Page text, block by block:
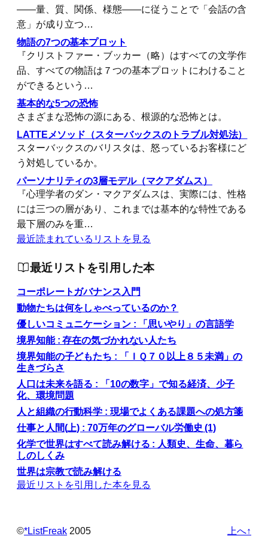
――量、質、関係、様態――に従うことで「会話の含
意」が成り立つ…
物語の7つの基本プロット
『クリストファー・ブッカー（略）はすべての文学作
品、すべての物語は７つの基本プロットにわけること
ができるという…
基本的な5つの恐怖
さまざまな恐怖の源にある、根源的な恐怖とは。
LATTEメソッド（スターバックスのトラブル対処法）
スターバックスのバリスタは、怒っているお客様にど
う対処しているか。
パーソナリティの3層モデル（マクアダムス）
『心理学者のダン・マクアダムスは、実際には、性格
には三つの層があり、これまでは基本的な特性である
最下層のみを重…
最近読まれているリストを見る
最近リストを引用した本
コーポレートガバナンス入門
動物たちは何をしゃべっているのか？
優しいコミュニケーション : 「思いやり」の言語学
境界知能 : 存在の気づかれない人たち
境界知能の子どもたち : 「ＩＱ７０以上８５未満」の
生きづらさ
人口は未来を語る : 「10の数字」で知る経済、少子
化、環境問題
人と組織の行動科学 : 現場でよくある課題への処方箋
仕事と人間(上) : 70万年のグローバル労働史 (1)
化学で世界はすべて読み解ける : 人類史、生命、暮ら
しのしくみ
世界は宗教で読み解ける
最近リストを引用した本を見る
©️*ListFreak 2005 上へ↑